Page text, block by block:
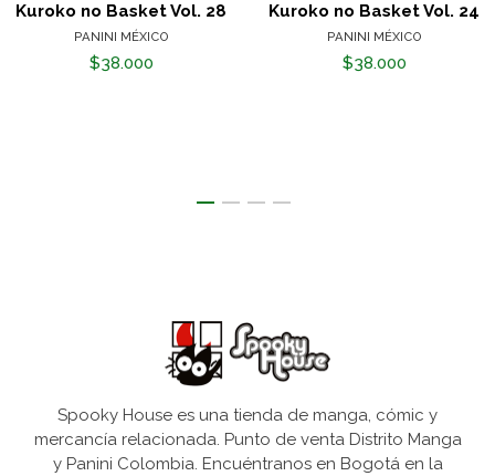
Kuroko no Basket Vol. 28
PANINI MÉXICO
$38.000
Kuroko no Basket Vol. 24
PANINI MÉXICO
$38.000
Spooky House es una tienda de manga, cómic y
mercancía relacionada. Punto de venta Distrito Manga
y Panini Colombia. Encuéntranos en Bogotá en la